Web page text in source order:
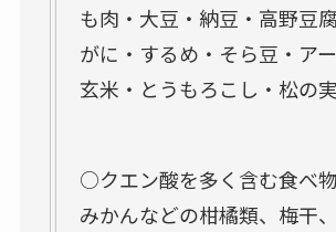
も肉・大豆・納豆・高野豆
がに・するめ・そら豆・ア
玄米・とうもろこし・松の
○クエン酸を多く含む食べ物
みかんなどの柑橘類、梅干